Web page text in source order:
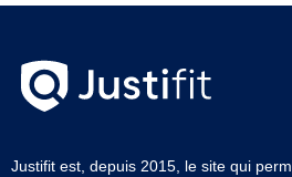
Justifit est, depuis 2015, le site qui